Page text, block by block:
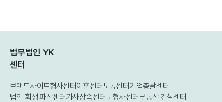
법무법인 YK
센터
브랜드사이트형사센터이혼센터노동센터기업총괄센터
법인 회생·파산센터가사상속센터군형사센터부동산·건설센터